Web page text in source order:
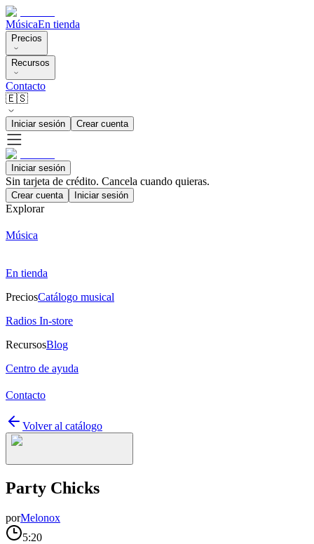
MúsicaEn tienda
Precios
Recursos
Contacto
🇪🇸
Iniciar sesión Crear cuenta
Iniciar sesión
Sin tarjeta de crédito. Cancela cuando quieras.
Crear cuenta Iniciar sesión
Explorar
Música
En tienda
PreciosCatálogo musical
Radios In-store
RecursosBlog
Centro de ayuda
Contacto
Volver al catálogo
Party Chicks
porMelonox
5:20